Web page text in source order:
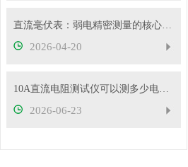
直流毫伏表：弱电精密测量的核心工具
2026-04-20
10A直流电阻测试仪可以测多少电压的变压器？
2026-06-23